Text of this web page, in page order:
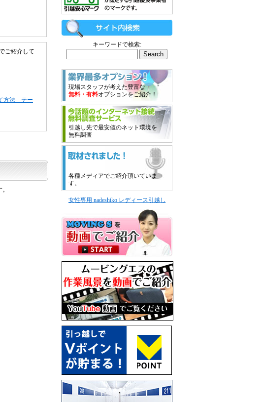
ご紹介して
方法 テー
キーワードで検索:
現場スタッフが考えた豊富な
無料・有料オプションをご紹介！
引越し先で最安値のネット環境を
無料調査
各種メディアでご紹介頂いていま
す。
女性専用 nadeshiko レディース引越し